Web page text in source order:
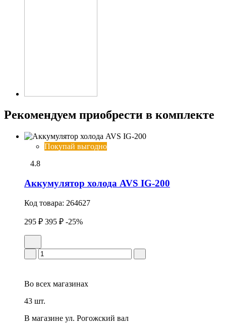
Рекомендуем приобрести в комплекте
Покупай выгодно
4.8
Аккумулятор холода AVS IG-200
Код товара: 264627
295 ₽ 395 ₽ -25%
Во всех магазинах
43 шт.
В магазине ул. Рогожский вал